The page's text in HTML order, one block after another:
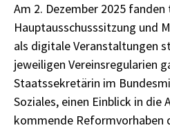
Am 2. Dezember 2025
Hauptausschusssitzung und
als digitale Veranstaltungen
jeweiligen Vereinsregularien
Staatssekretärin im
Soziales, einen Einblick in die
kommende Reformvorhaben